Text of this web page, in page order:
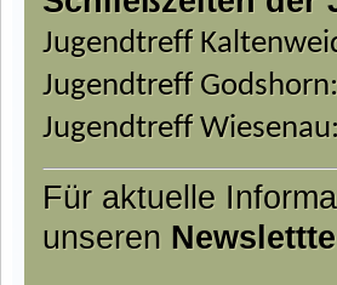
Jugendtreff
Jugendtreff
Jugendtreff
Für aktuelle
unseren